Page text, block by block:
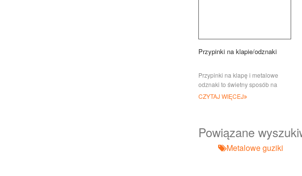
Przypinki na klapie/odznaki
Przypinki na klapę i metalowe
odznaki to świetny sposób na
branding, przedstawienie,
wyróżnienie pracowników lub
CZYTAJ WIĘCEJ
Powiązane
Metalowe guziki